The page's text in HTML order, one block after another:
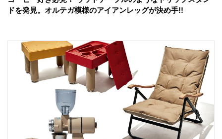
ドを発見。オルテガ模様のアイアンレッグが決め手!!